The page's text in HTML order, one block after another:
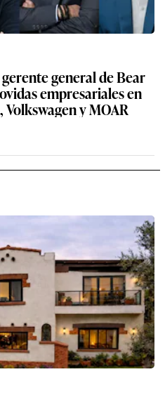
general de Bear
empresariales en
y MOAR